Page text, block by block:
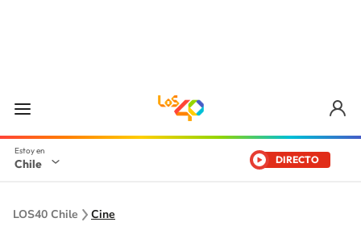
Chile DIRECTO
LOS40 Chile Cine